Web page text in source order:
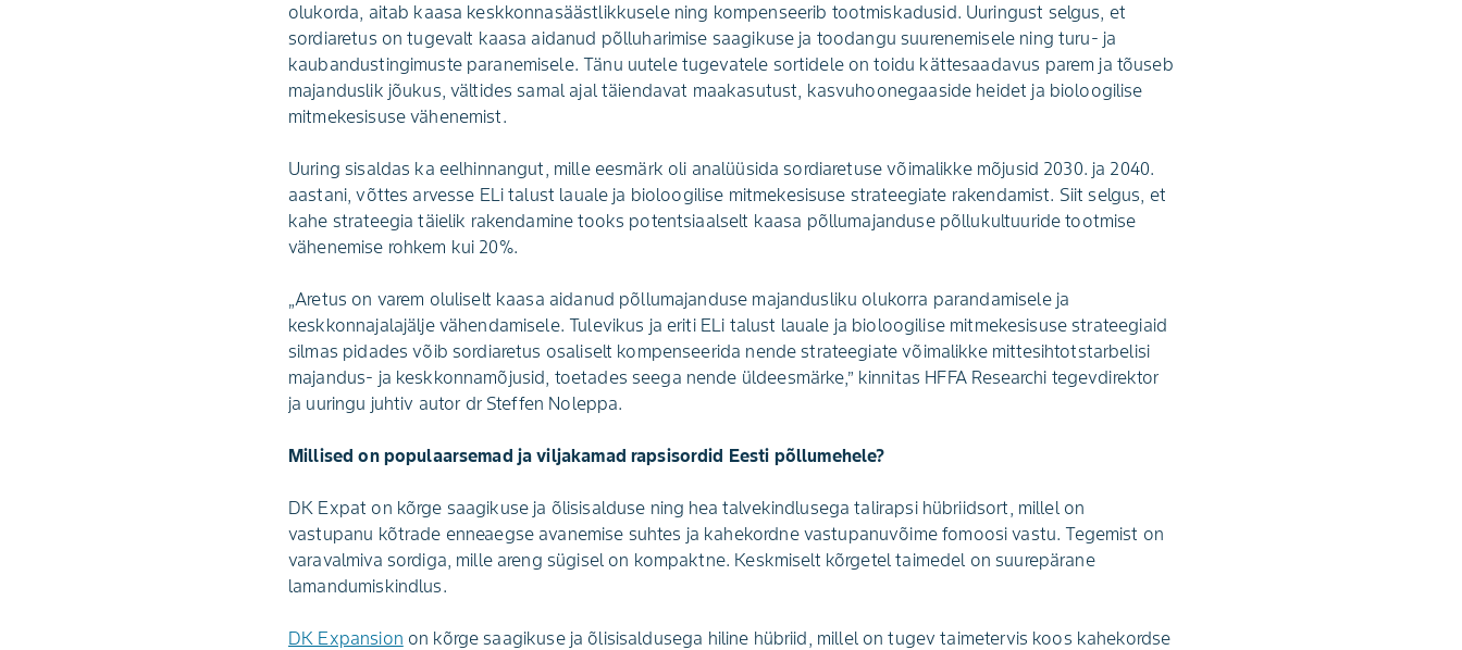
olukorda, aitab kaasa keskkonnasäästlikkusele ning kompenseerib tootmiskadusid. Uuringust selgus, et
sordiaretus on tugevalt kaasa aidanud põlluharimise saagikuse ja toodangu suurenemisele ning turu- ja
kaubandustingimuste paranemisele. Tänu uutele tugevatele sortidele on toidu kättesaadavus parem ja tõuseb
majanduslik jõukus, vältides samal ajal täiendavat maakasutust, kasvuhoonegaaside heidet ja bioloogilise
mitmekesisuse vähenemist.
Uuring sisaldas ka eelhinnangut, mille eesmärk oli analüüsida sordiaretuse võimalikke mõjusid 2030. ja 2040.
aastani, võttes arvesse ELi talust lauale ja bioloogilise mitmekesisuse strateegiate rakendamist. Siit selgus, et
kahe strateegia täielik rakendamine tooks potentsiaalselt kaasa põllumajanduse põllukultuuride tootmise
vähenemise rohkem kui 20%.
„Aretus on varem oluliselt kaasa aidanud põllumajanduse majandusliku olukorra parandamisele ja
keskkonnajalajälje vähendamisele. Tulevikus ja eriti ELi talust lauale ja bioloogilise mitmekesisuse strateegiaid
silmas pidades võib sordiaretus osaliselt kompenseerida nende strateegiate võimalikke mittesihtotstarbelisi
majandus- ja keskkonnamõjusid, toetades seega nende üldeesmärke,” kinnitas HFFA Researchi tegevdirektor
ja uuringu juhtiv autor dr Steffen Noleppa.
Millised on populaarsemad ja viljakamad rapsisordid Eesti põllumehele?
DK Expat on kõrge saagikuse ja õlisisalduse ning hea talvekindlusega talirapsi hübriidsort, millel on
vastupanu kõtrade enneaegse avanemise suhtes ja kahekordne vastupanuvõime fomoosi vastu. Tegemist on
varavalmiva sordiga, mille areng sügisel on kompaktne. Keskmiselt kõrgetel taimedel on suurepärane
lamandumiskindlus.
DK Expansion on kõrge saagikuse ja õlisisaldusega hiline hübriid, millel on tugev taimetervis koos kahekordse